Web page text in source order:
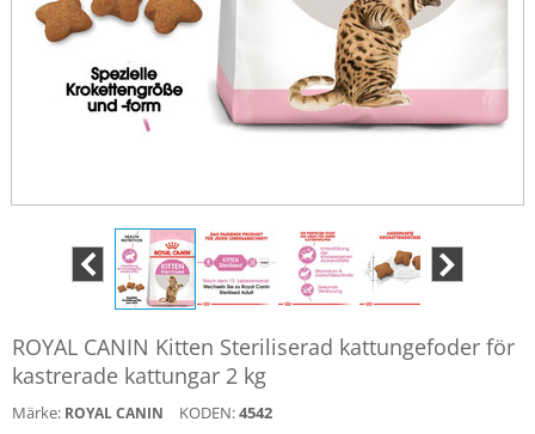
ROYAL CANIN Kitten Steriliserad kattungefoder för
kastrerade kattungar 2 kg
Märke: ROYAL CANIN KODEN:4542